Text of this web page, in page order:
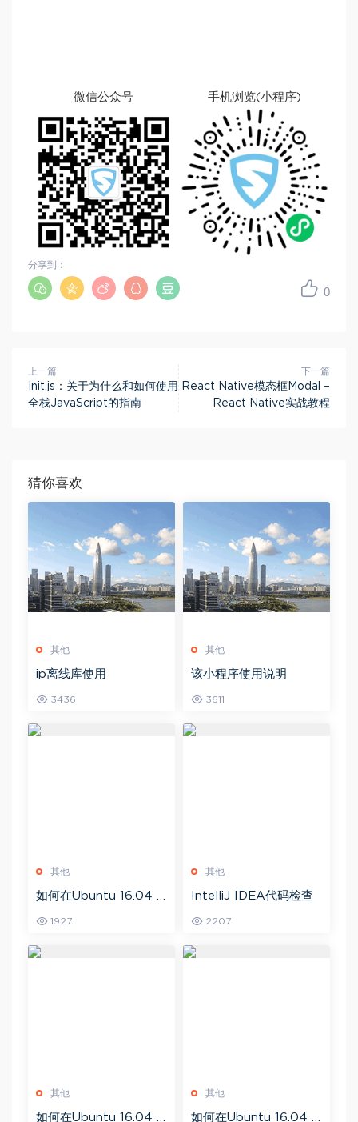
微信公众号 手机浏览(小程序)
0
分享到：
上一篇
Init.js：关于为什么和如何使用
全栈JavaScript的指南
下一篇
React Native模态框Modal –
React Native实战教程
猜你喜欢
其他
ip离线库使用
3436
其他
该小程序使用说明
3611
其他
如何在Ubuntu 16.04 L
1927
其他
IntelliJ IDEA代码检查
2207
其他
如何在Ubuntu 16.04 L
其他
如何在Ubuntu 16.04 L